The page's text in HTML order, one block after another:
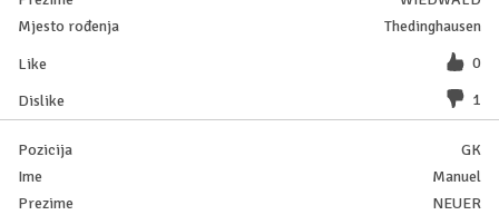
Thedinghausen
0
1
GK
Manuel
NEUER